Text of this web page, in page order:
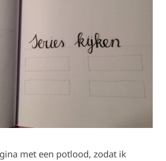
met een potlood, zodat ik